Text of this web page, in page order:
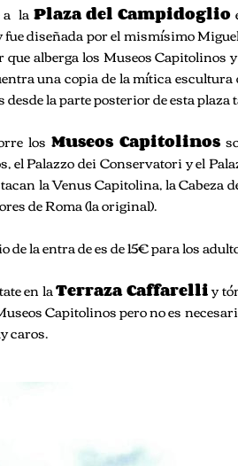
a laPlaza del Campidoglio
fue diseñada por el mismísimo
que alberga los Museos
una copia de la mítica
desde la parte posterior de esta
los Museos Capitolinos
el Palazzo dei Conservatori y el
la Venus Capitolina, la Cabeza
de Roma (la original).
de la entra de es de 15€ para los
en laTerraza Caffarelliy
Capitolinos pero no es
caros.